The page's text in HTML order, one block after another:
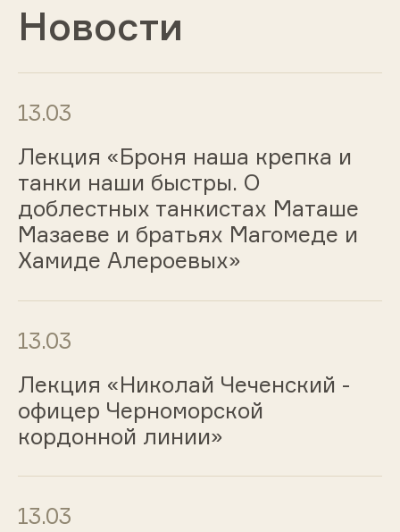
Новости
13.03
Лекция «Броня наша крепка и
танки наши быстры. О
доблестных танкистах Маташе
Мазаеве и братьях Магомеде и
Хамиде Алероевых»
13.03
Лекция «Николай Чеченский -
офицер Черноморской
кордонной линии»
13.03